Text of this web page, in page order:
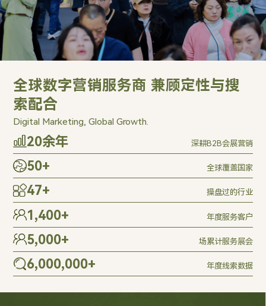
全球数字营销服务商 兼顾定性与搜
索配合
Digital Marketing, Global Growth.
20余年 深耕B2B会展营销
50+ 全球覆盖国家
47+ 操盘过的行业
1,400+ 年度服务客户
5,000+ 场累计服务展会
6,000,000+ 年度线索数据